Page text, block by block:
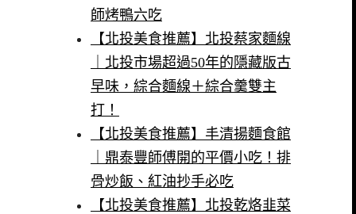
師烤鴨六吃
【北投美食推薦】北投蔡家麵線
｜北投市場超過50年的隱藏版古
早味，綜合麵線＋綜合羹雙主
打！
【北投美食推薦】丰清揚麵食館
｜鼎泰豐師傅開的平價小吃！排
骨炒飯、紅油抄手必吃
【北投美食推薦】北投乾烙韭菜